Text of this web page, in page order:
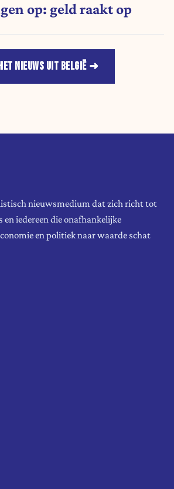
op: geld raakt op
NIEUWS UIT BELGIË
nieuwsmedium dat zich richt tot
en iedereen die onafhankelijke
en politiek naar waarde schat